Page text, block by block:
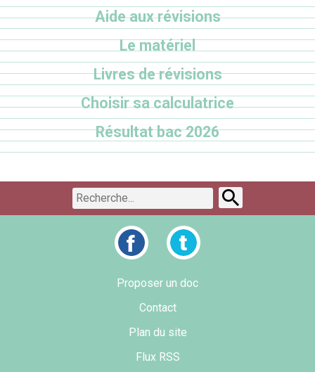
Aide aux révisions
Le matériel
Livres de révisions
Choisir sa calculatrice
Résultat bac 2026
Proposer un doc
Contact
Plan du site
Flux RSS